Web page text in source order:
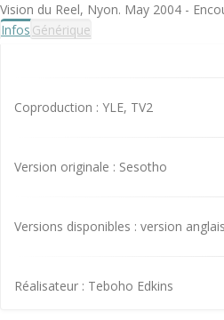
Vision du Reel, Nyon. May 2004 -
Infos Générique
Coproduction : YLE, TV2
Version originale : Sesotho
Versions disponibles : version
Réalisateur : Teboho Edkins